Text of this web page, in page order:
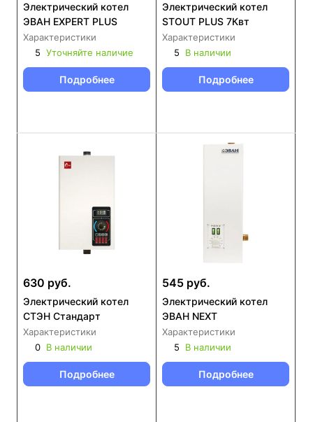
Электрический котел
ЭВАН EXPERT PLUS
Характеристики
5 Уточняйте наличие
Подробнее
Электрический котел
STOUT PLUS 7Квт
Характеристики
5
В наличии
Подробнее
630 руб.
Электрический котел
СТЭН Стандарт
Характеристики
0 В наличии
Подробнее
545 руб.
Электрический котел
ЭВАН NEXT
Характеристики
5
В наличии
Подробнее